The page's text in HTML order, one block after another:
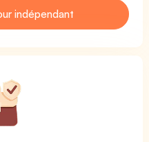
indépendant